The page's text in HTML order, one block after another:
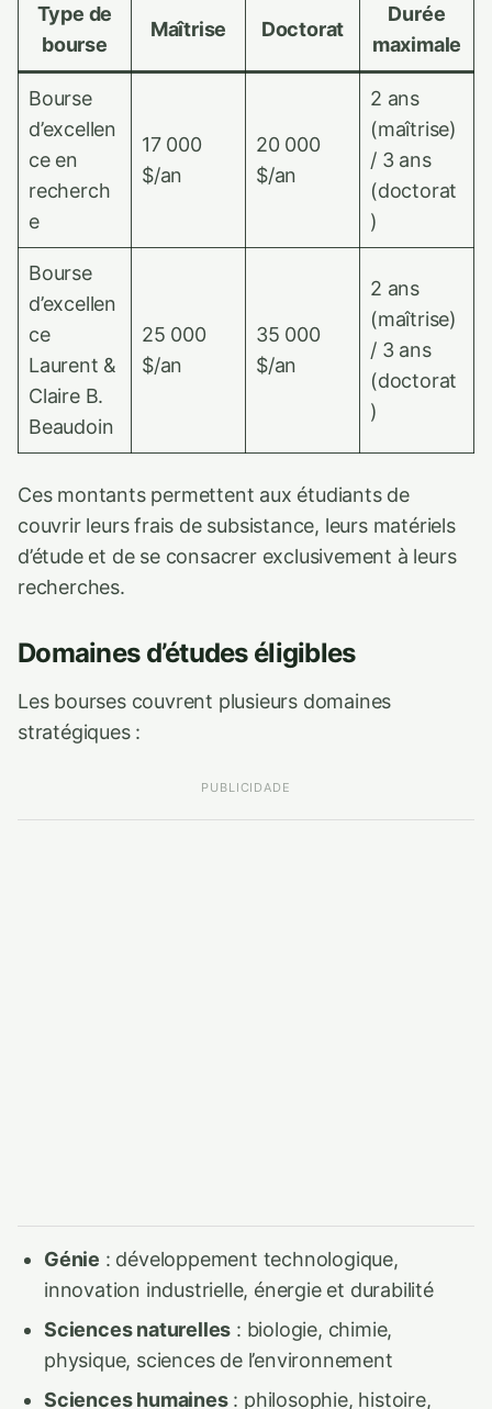
Type de
bourse
Maîtrise Doctorat
Durée
maximale
Bourse
d’excellen
ce en
recherch
e
17 000
$/an
20 000
$/an
2 ans
(maîtrise)
/ 3 ans
(doctorat
)
Bourse
d’excellen
ce
Laurent &
Claire B.
Beaudoin
25 000
$/an
35 000
$/an
2 ans
(maîtrise)
/ 3 ans
(doctorat
)
Ces montants permettent aux étudiants de
couvrir leurs frais de subsistance, leurs matériels
d’étude et de se consacrer exclusivement à leurs
recherches.
Domaines d’études éligibles
Les bourses couvrent plusieurs domaines
stratégiques :
PUBLICIDADE
Génie : développement technologique,
innovation industrielle, énergie et durabilité
Sciences naturelles : biologie, chimie,
physique, sciences de l’environnement
Sciences humaines: philosophie, histoire,